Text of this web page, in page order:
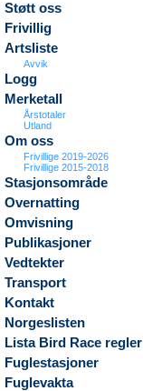
Støtt oss
Frivillig
Artsliste
Avvik
Logg
Merketall
Årstotaler
Utland
Om oss
Frivillige 2019-2026
Frivillige 2015-2018
Stasjonsområde
Overnatting
Omvisning
Publikasjoner
Vedtekter
Transport
Kontakt
Norgeslisten
Lista Bird Race regler
Fuglestasjoner
Fuglevakta